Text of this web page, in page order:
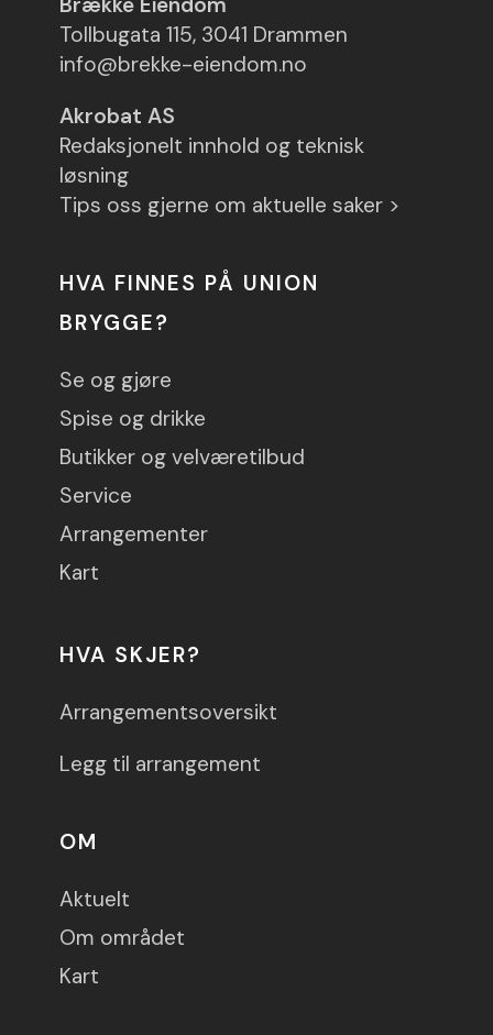
Tollbugata 115, 3041 Drammen
info@brekke-eiendom.no
Akrobat AS
Redaksjonelt innhold og teknisk
løsning
Tips oss gjerne om aktuelle saker >
HVA FINNES PÅ UNION
BRYGGE?
Se og gjøre
Spise og drikke
Butikker og velværetilbud
Service
Arrangementer
Kart
HVA SKJER?
Arrangementsoversikt
Legg til arrangement
OM
Aktuelt
Om området
Kart